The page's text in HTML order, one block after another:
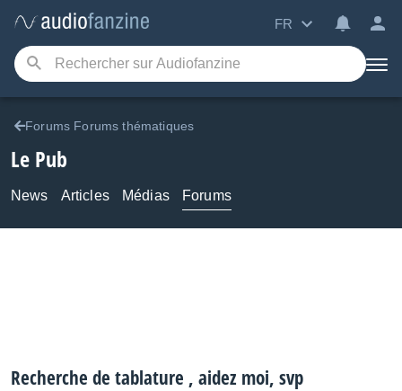
FR
Forums Forums thématiques
Le Pub
News Articles Médias Forums
Recherche de tablature , aidez moi, svp